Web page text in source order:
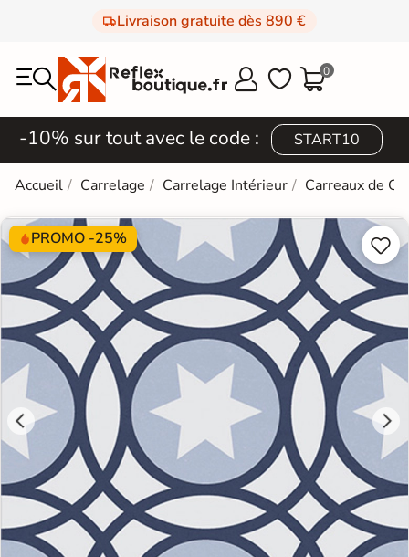
Livraison gratuite dès 890 €
  0
-10% sur tout avec le code : START10
Accueil Carrelage Carrelage Intérieur Carreaux de
PROMO -25% 
